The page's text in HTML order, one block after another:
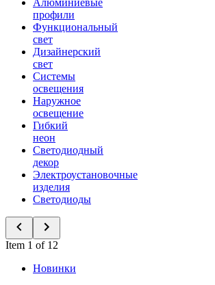
Алюминиевые
профили
Функциональный
свет
Дизайнерский
свет
Системы
освещения
Наружное
освещение
Гибкий
неон
Светодиодный
декор
Электроустановочные
изделия
Светодиоды
Item 1 of 12
Новинки